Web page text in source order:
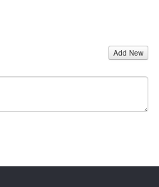
Add New